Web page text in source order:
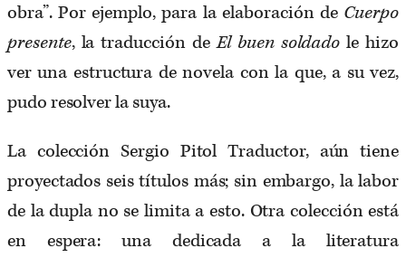
obra”. Por ejemplo, para la elaboración de Cuerpo
presente, la traducción deEl buen soldado le hizo
ver una estructura de novela con la que, a su vez,
pudo resolver la suya.
La colección Sergio Pitol Traductor, aún tiene
proyectados seis títulos más; sin embargo, la labor
de la dupla no se limita a esto. Otra colección está
en espera: una dedicada a la literatura